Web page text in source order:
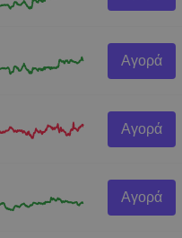
Αγορά
Αγορά
Αγορά